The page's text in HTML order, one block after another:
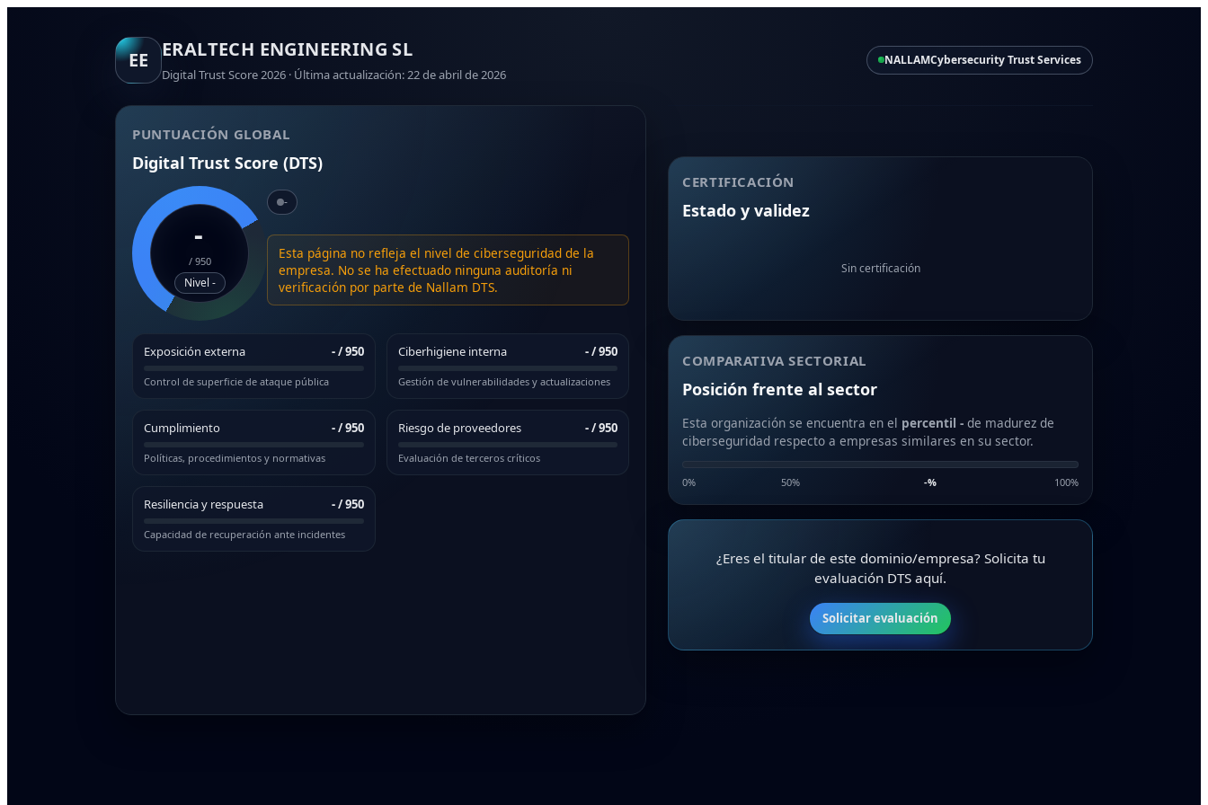
EE ERALTECH ENGINEERING SL
Digital Trust Score 2026 · Última actualización: 22 de abril de 2026
NALLAMCybersecurity Trust Services
PUNTUACIÓN GLOBAL
Digital Trust Score (DTS)
-
/ 950
Nivel -
-
Esta página no refleja el nivel de ciberseguridad de la
empresa. No se ha efectuado ninguna auditoría ni
verificación por parte de Nallam DTS.
Exposición externa -/ 950
Control de superficie de ataque pública
Ciberhigiene interna -/ 950
Gestión de vulnerabilidades y actualizaciones
Cumplimiento -/ 950
Políticas, procedimientos y normativas
Riesgo de proveedores -/ 950
Evaluación de terceros críticos
Resiliencia y respuesta -/ 950
Capacidad de recuperación ante incidentes
CERTIFICACIÓN
Estado y validez
Sin certificación
COMPARATIVA SECTORIAL
Posición frente al sector
Esta organización se encuentra en el percentil - de madurez de
ciberseguridad respecto a empresas similares en su sector.
0% 50% -% 100%
¿Eres el titular de este dominio/empresa? Solicita tu
evaluación DTS aquí.
Solicitar evaluación